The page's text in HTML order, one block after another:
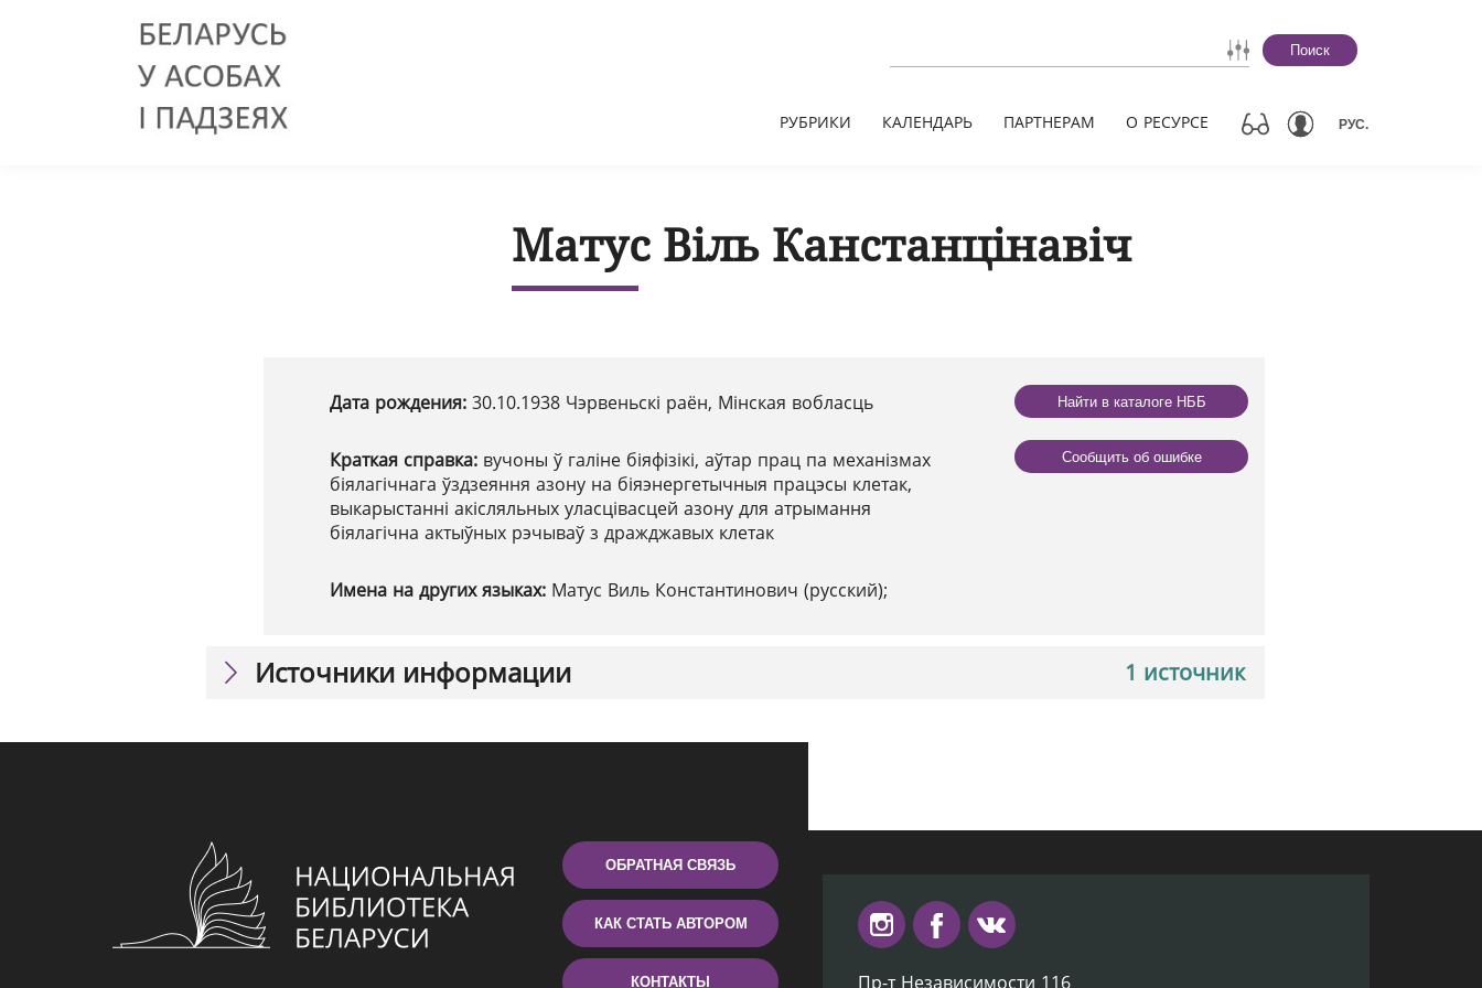
Поиск
РУБРИКИ КАЛЕНДАРЬ ПАРТНЕРАМ О РЕСУРСЕ РУС.
Матус Віль Канстанцінавіч
Дата рождения: 30.10.1938 Чэрвеньскі раён, Мінская вобласць
Краткая справка: вучоны ў галіне біяфізікі, аўтар прац па механізмах
біялагічнага ўздзеяння азону на біяэнергетычныя працэсы клетак,
выкарыстанні акісляльных уласцівасцей азону для атрымання
біялагічна актыўных рэчываў з дражджавых клетак
Имена на других языках: Матус Виль Константинович (русский);
Найти в каталоге НББ
Сообщить об ошибке
1 источник
Источники информации
ОБРАТНАЯ СВЯЗЬ
КАК СТАТЬ АВТОРОМ
КОНТАКТЫ Пр-т Независимости 116